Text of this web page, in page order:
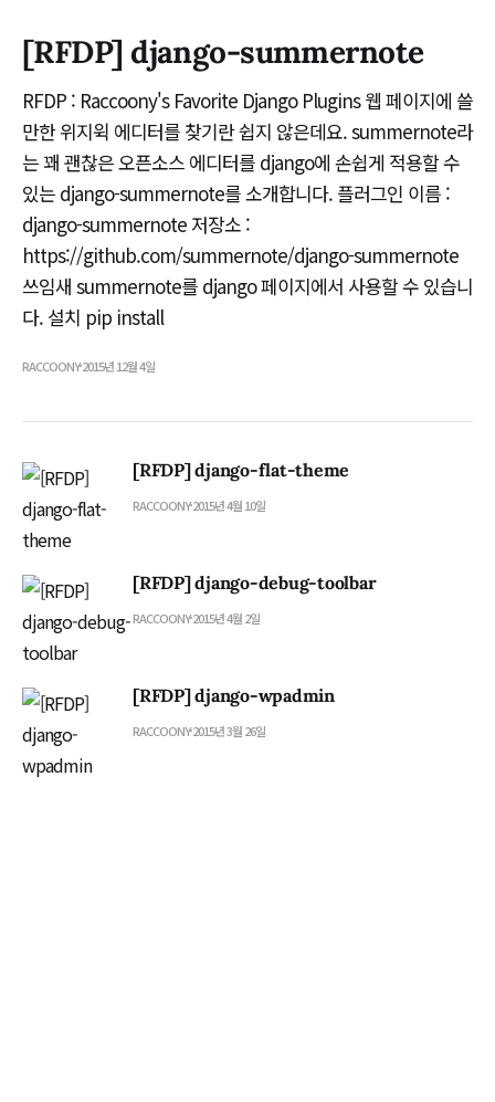
[RFDP] django-summernote
RFDP : Raccoony's Favorite Django Plugins 웹 페이지에 쓸
만한 위지윅 에디터를 찾기란 쉽지 않은데요. summernote라
는 꽤 괜찮은 오픈소스 에디터를 django에 손쉽게 적용할 수
있는 django-summernote를 소개합니다. 플러그인 이름 :
django-summernote 저장소 :
https://github.com/summernote/django-summernote
쓰임새 summernote를 django 페이지에서 사용할 수 있습니
다. 설치 pip install
RACCOONY2015년 12월 4일
[RFDP] django-flat-theme
RACCOONY2015년 4월 10일
[RFDP] django-debug-toolbar
RACCOONY2015년 4월 2일
[RFDP] django-wpadmin
RACCOONY2015년 3월 26일